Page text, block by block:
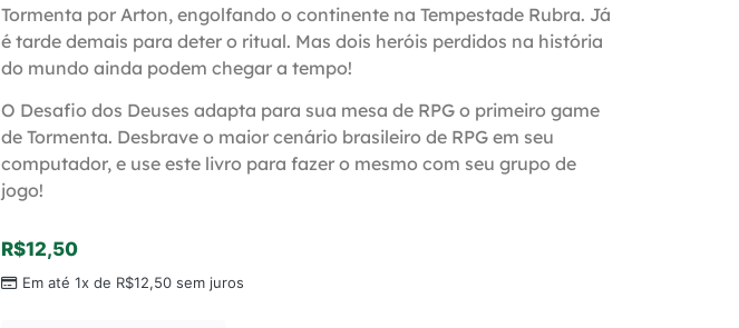
Tormenta por Arton, engolfando o continente na Tempestade Rubra. Já
é tarde demais para deter o ritual. Mas dois heróis perdidos na história
do mundo ainda podem chegar a tempo!
O Desafio dos Deuses adapta para sua mesa de RPG o primeiro game
de Tormenta. Desbrave o maior cenário brasileiro de RPG em seu
computador, e use este livro para fazer o mesmo com seu grupo de
jogo!
R$12,50
Em até 1x de R$12,50 sem juros